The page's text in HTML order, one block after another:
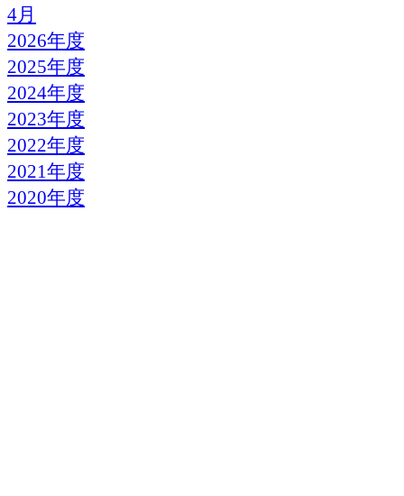
4月
2026年度
2025年度
2024年度
2023年度
2022年度
2021年度
2020年度